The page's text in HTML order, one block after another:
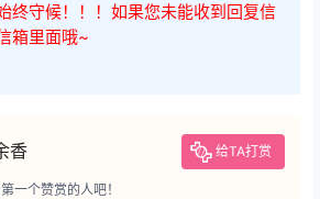
终守候！！！如果您未能收到回复信
箱里面哦~
香 给TA打赏
一个赞赏的人吧！